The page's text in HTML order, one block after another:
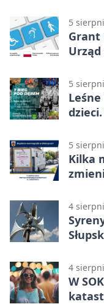
5
Grant
5
5
Kilka
4
4
W